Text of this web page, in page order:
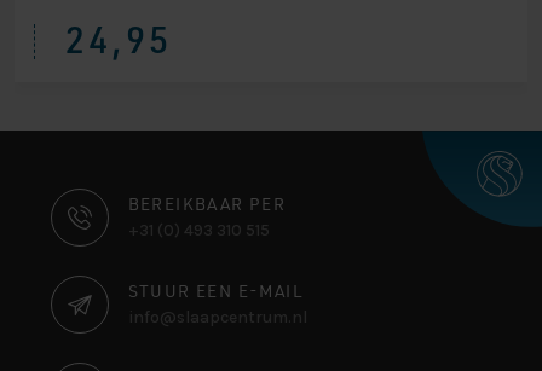
24,95
CONTACT
INFORMATIE
BEREIKBAAR PER
+31 (0) 493 310 515
STUUR EEN E-MAIL
info@slaapcentrum.nl